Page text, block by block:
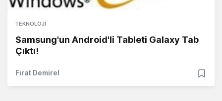
TEKNOLOJI
Samsung'un Android'li Tableti Galaxy Tab
Çıktı!
Fırat Demirel